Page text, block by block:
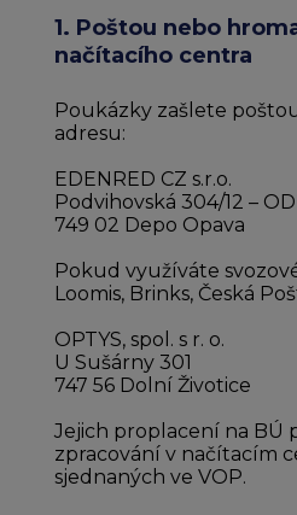
Peněženka Edenred Benefits
TANKARTA Benefit od
Informace k migraci na
Edenred Benefits poukázky
Edenred Benefity Premium
Qerko
Ostatní produkty
Edenred Service
Kontakty
1. Poštou nebo
načítacího centra
Poukázky zašlete
adresu:
EDENRED CZ s.r.o.
Podvihovská 304/12 –
749 02 Depo Opava
Pokud využíváte
Loomis, Brinks, Česká
OPTYS, spol. s r. o.
U Sušárny 301
747 56 Dolní Životice
Jejich proplacení na BÚ
zpracování v načítacím
sjednaných ve VOP.